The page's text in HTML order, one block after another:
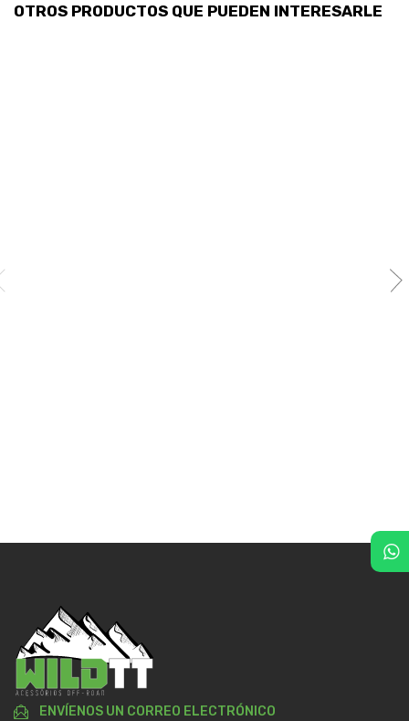
OTROS PRODUCTOS QUE PUEDEN INTERESARLE
ENVÍENOS UN CORREO ELECTRÓNICO